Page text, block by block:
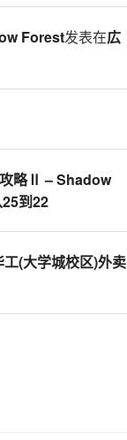
Forest发表在広
略Ⅱ – Shadow
到22
工(大学城校区)外卖